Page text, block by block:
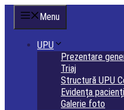
Sari
conținut
Menu
UPU
Prezentare
Triaj
Structură UPU
Evidența
Galerie foto